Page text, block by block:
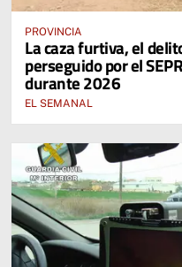
PROVINCIA
La caza furtiva, el
perseguido por el
durante 2026
EL SEMANAL